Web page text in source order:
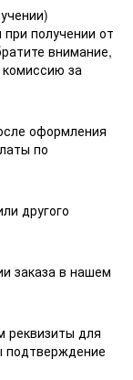
получении от
внимание,
за
оформления
по
другого
заказа в нашем
реквизиты для
подтверждение